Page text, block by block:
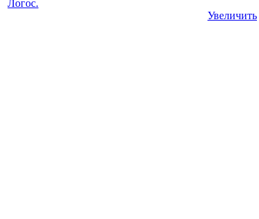
Увеличить